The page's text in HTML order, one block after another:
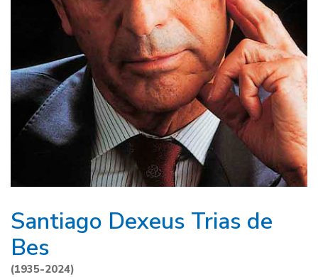
Santiago Dexeus Trias de
Bes
(1935-2024)